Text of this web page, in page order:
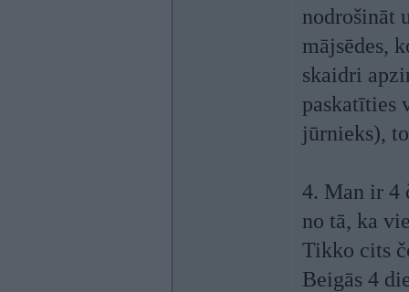
nodrošināt
mājsēdes,
skaidri
paskatīties
jūrnieks),
4. Man ir 4
no tā, ka
Tikko cits
Beigās 4